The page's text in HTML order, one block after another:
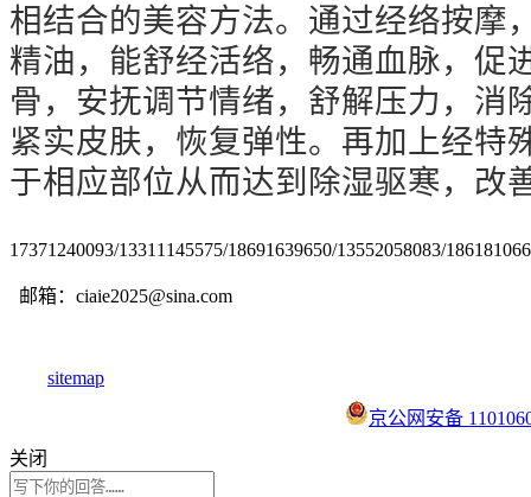
相结合的美容方法。通过经络按摩
精油，能舒经活络，畅通血脉，促
骨，安抚调节情绪，舒解压力，消
紧实皮肤，恢复弹性。再加上经特
于相应部位从而达到除湿驱寒，改
17371240093/13311145575/18691639650/13552058083/
邮箱：ciaie2025@sina.com
sitemap
京公网安备
关闭